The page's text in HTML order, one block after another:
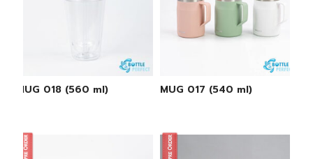
MUG 018 (560 ml) MUG 017 (540 ml)